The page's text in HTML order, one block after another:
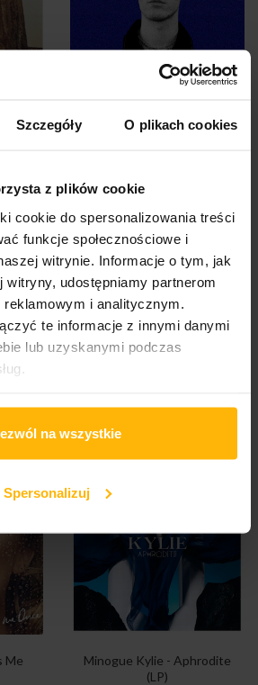
Szczegóły O plikach cookies
z plików cookie
cookie do spersonalizowania treści
funkcje społecznościowe i
witrynie. Informacje o tym, jak
udostępniamy partnerom
i analitycznym.
te informacje z innymi danymi
lub uzyskanymi podczas
na wszystkie
Spersonalizuj
Skoczyński Patryk - Przed
I Po (CD)
$35.69
Me
Minogue Kylie - Aphrodite
(LP)